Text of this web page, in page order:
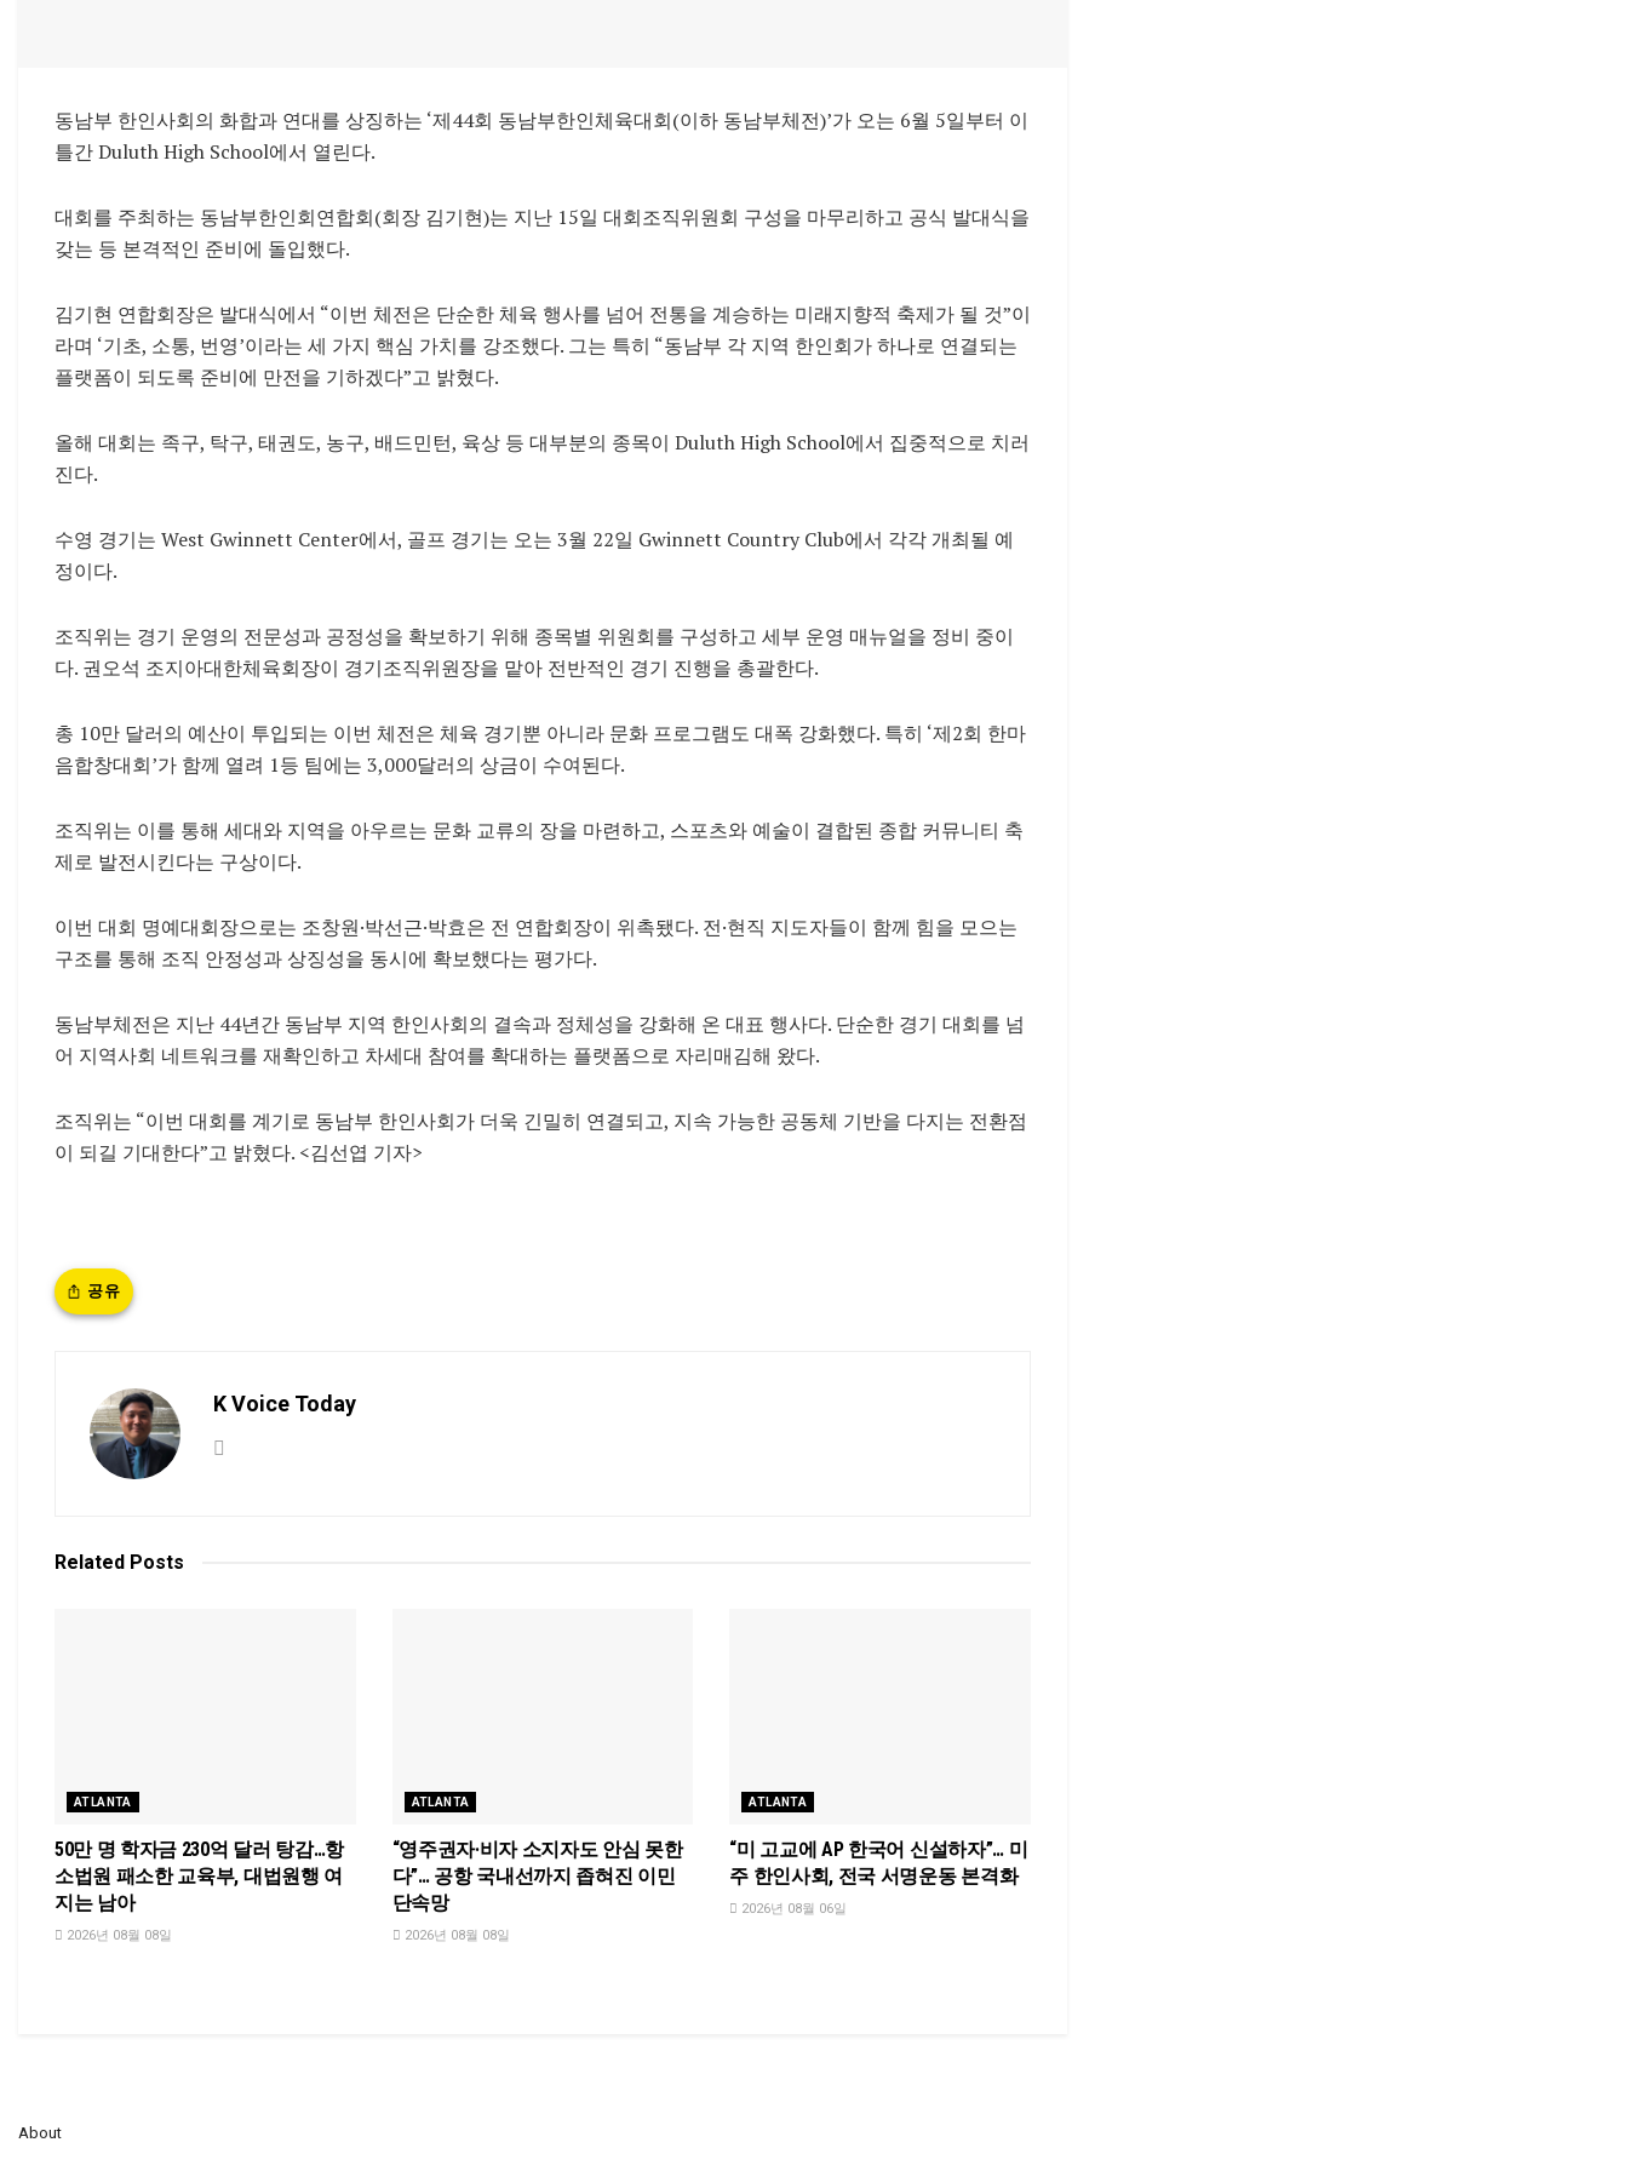
동남부 한인사회의 화합과 연대를 상징하는 ‘제44회 동남부한인체육대회(이하 동남부체전)’가 오는 6월 5일부터 이
틀간Duluth High School에서 열린다.
대회를 주최하는 동남부한인회연합회(회장 김기현)는 지난 15일 대회조직위원회 구성을 마무리하고 공식 발대식을
갖는 등 본격적인 준비에 돌입했다.
김기현 연합회장은 발대식에서 “이번 체전은 단순한 체육 행사를 넘어 전통을 계승하는 미래지향적 축제가 될 것”이
라며 ‘기초, 소통, 번영’이라는 세 가지 핵심 가치를 강조했다. 그는 특히 “동남부 각 지역 한인회가 하나로 연결되는
플랫폼이 되도록 준비에 만전을 기하겠다”고 밝혔다.
올해 대회는 족구, 탁구, 태권도, 농구, 배드민턴, 육상 등 대부분의 종목이 Duluth High School에서 집중적으로 치러
진다.
수영 경기는 West Gwinnett Center에서, 골프 경기는 오는 3월 22일 Gwinnett Country Club에서 각각 개최될 예
정이다.
조직위는 경기 운영의 전문성과 공정성을 확보하기 위해 종목별 위원회를 구성하고 세부 운영 매뉴얼을 정비 중이
다. 권오석 조지아대한체육회장이 경기조직위원장을 맡아 전반적인 경기 진행을 총괄한다.
총 10만 달러의 예산이 투입되는 이번 체전은 체육 경기뿐 아니라 문화 프로그램도 대폭 강화했다. 특히 ‘제2회 한마
음합창대회’가 함께 열려 1등 팀에는 3,000달러의 상금이 수여된다.
조직위는 이를 통해 세대와 지역을 아우르는 문화 교류의 장을 마련하고, 스포츠와 예술이 결합된 종합 커뮤니티 축
제로 발전시킨다는 구상이다.
이번 대회 명예대회장으로는 조창원·박선근·박효은 전 연합회장이 위촉됐다. 전·현직 지도자들이 함께 힘을 모으는
구조를 통해 조직 안정성과 상징성을 동시에 확보했다는 평가다.
동남부체전은 지난 44년간 동남부 지역 한인사회의 결속과 정체성을 강화해 온 대표 행사다. 단순한 경기 대회를 넘
어 지역사회 네트워크를 재확인하고 차세대 참여를 확대하는 플랫폼으로 자리매김해 왔다.
조직위는 “이번 대회를 계기로 동남부 한인사회가 더욱 긴밀히 연결되고, 지속 가능한 공동체 기반을 다지는 전환점
이 되길 기대한다”고 밝혔다. <김선엽 기자>
공유
K Voice Today
Related Posts
ATLANTA
50만 명 학자금 230억 달러 탕감…항
소법원 패소한 교육부, 대법원행 여
지는 남아
2026년 08월 08일
ATLANTA
“영주권자·비자 소지자도 안심 못한
다”… 공항 국내선까지 좁혀진 이민
단속망
2026년 08월 08일
ATLANTA
“미 고교에 AP 한국어 신설하자”… 미
주 한인사회, 전국 서명운동 본격화
2026년 08월 06일
About